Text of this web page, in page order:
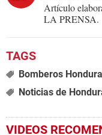
Artículo
LA PRENSA.
Bomberos
Noticias de
VIDEOS